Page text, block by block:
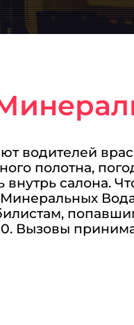
водителей
полотна,
внутрь салона.
Вызовы